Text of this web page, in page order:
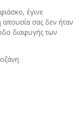
έγινε
σας δεν ήταν
διαφυγής των